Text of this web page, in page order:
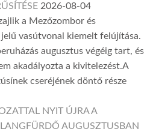
2026-08-04
a Mezőzombor és
vasútvonal kiemelt felújítása.
augusztus végéig tart, és
akadályozta a kivitelezést.A
cseréjének döntő része
NYIT ÚJRA A
AUGUSZTUSBAN